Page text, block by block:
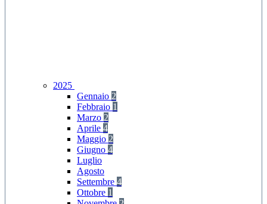
2025
Gennaio 2
Febbraio 1
Marzo 2
Aprile 4
Maggio 2
Giugno 4
Luglio
Agosto
Settembre 4
Ottobre 1